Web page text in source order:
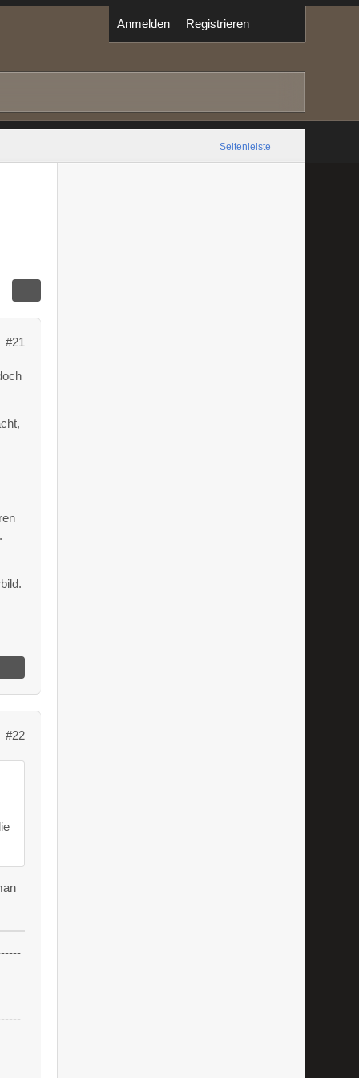
Anmelden Registrieren
Seitenleiste
#21
#22